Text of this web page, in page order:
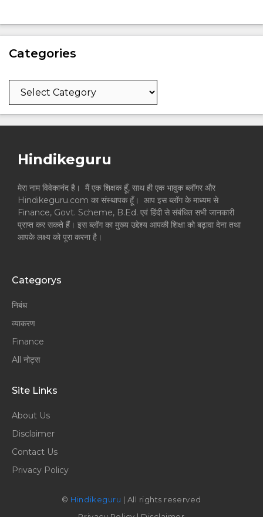
Categories
Categories
Hindikeguru
मेरा नाम विवेकानंद है। मैं एक शिक्षक हूँ, साथ ही एक भावुक ब्लॉगर और
Hindikeguru.com का संस्थापक हूँ। आप इस ब्लॉग के माध्यम से
Finance, Govt. Scheme, B.Ed. एवं हिंदी से संबंधित सभी जानकारी
प्राप्त कर सकते हैं। इस ब्लॉग का मुख्य उद्देश्य आपकी शिक्षा को बढ़ावा देना तथा
आपके लक्ष्य को पूरा करना है।
Categorys
निबंध
व्याकरण
Finance
All नोट्स
Site Links
About Us
Disclaimer
Contact Us
Privacy Policy
© Hindikeguru | All rights reserved